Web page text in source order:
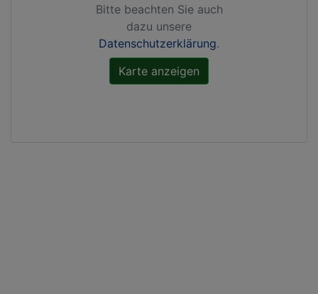
Bitte beachten Sie auch
dazu unsere
Datenschutzerklärung.